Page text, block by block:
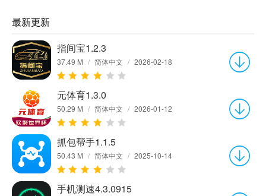
最新更新
指间宝1.2.3
37.49 M / 简体中文 / 2026-02-18
元体育1.3.0
50.29 M / 简体中文 / 2026-01-12
抓包帮手1.1.5
50.43 M / 简体中文 / 2025-10-14
手机测速4.3.0915